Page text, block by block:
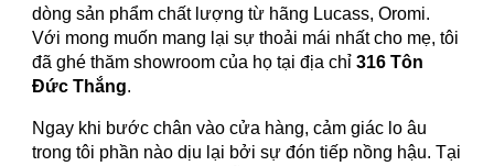
dòng sản phẩm chất lượng từ hãng Lucass, Oromi.
Với mong muốn mang lại sự thoải mái nhất cho mẹ, tôi
đã ghé thăm showroom của họ tại địa chỉ316 Tôn
Đức Thắng.
Ngay khi bước chân vào cửa hàng, cảm giác lo âu
trong tôi phần nào dịu lại bởi sự đón tiếp nồng hậu. Tại